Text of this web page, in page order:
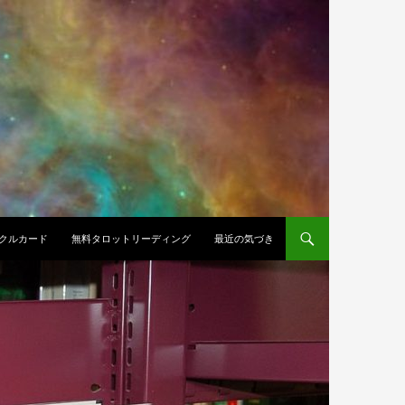
ルカード 無料タロットリーディング 最近の気づき